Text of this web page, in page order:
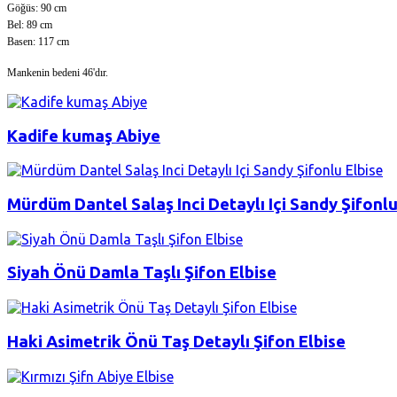
Göğüs: 90 cm
Bel: 89 cm
Basen: 117 cm
Mankenin bedeni 46'dır.
Kadife kumaş Abiye
Mürdüm Dantel Salaş Inci Detaylı Içi Sandy
Siyah Önü Damla Taşlı Şifon Elbise
Haki Asimetrik Önü Taş Detaylı Şifon Elbise